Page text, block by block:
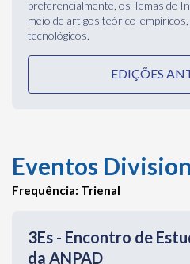
Eventos
Frequência: Trienal
O 3Es é um espaço de discussão
Organizações, considerando os
dimensões de análise,